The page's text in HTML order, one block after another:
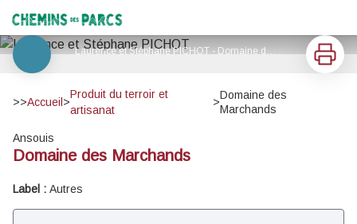
Chemins des Parcs
Laurence et Stéphane PICHOT - Domaine des Marchands
Voir l'image en plein écran
Imprimer
>>Accueil >
Produit du terroir et
artisanat
>
Domaine des
Marchands
Ansouis
Domaine des Marchands
Label : Autres